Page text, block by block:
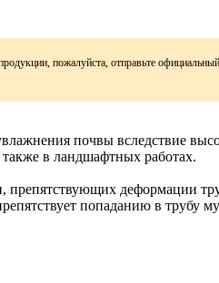
пожалуйста, отправьте
почвы вследствие
в ландшафтных работах.
препятствующих деформации
попаданию в трубу